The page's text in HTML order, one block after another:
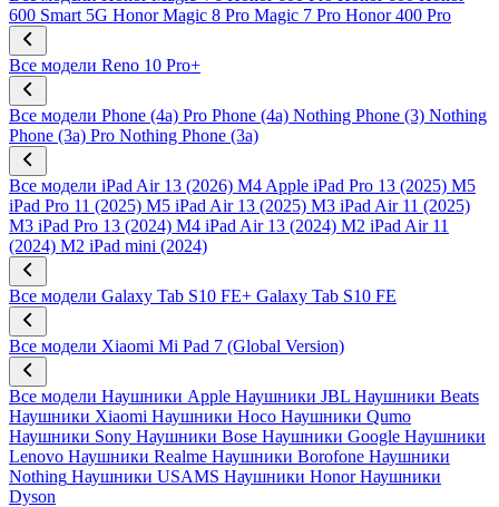
600 Smart 5G Honor Magic 8 Pro Magic 7 Pro Honor 400 Pro
Все модели Reno 10 Pro+
Все модели Phone (4a) Pro Phone (4a) Nothing Phone (3) Nothing
Phone (3a) Pro Nothing Phone (3a)
Все модели iPad Air 13 (2026) M4 Apple iPad Pro 13 (2025) M5
iPad Pro 11 (2025) M5 iPad Air 13 (2025) M3 iPad Air 11 (2025)
M3 iPad Pro 13 (2024) M4 iPad Air 13 (2024) M2 iPad Air 11
(2024) M2 iPad mini (2024)
Все модели Galaxy Tab S10 FE+ Galaxy Tab S10 FE
Все модели Xiaomi Mi Pad 7 (Global Version)
Все модели Наушники Apple Наушники JBL Наушники Beats
Наушники Xiaomi Наушники Hoco Наушники Qumo
Наушники Sony Наушники Bose Наушники Google Наушники
Lenovo Наушники Realme Наушники Borofone Наушники
Nothing Наушники USAMS Наушники Honor Наушники
Dyson